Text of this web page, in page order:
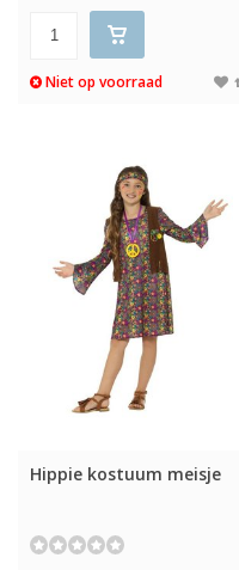
Niet op voorraad
Hippie kostuum meisje